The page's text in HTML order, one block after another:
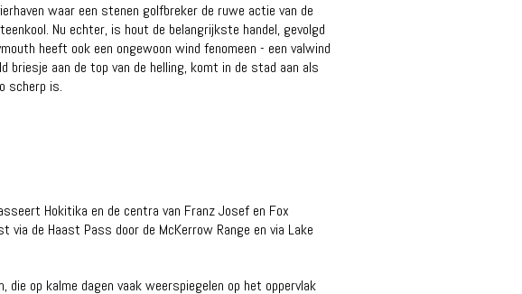
waar een stenen golfbreker de ruwe actie van de
Nu echter, is hout de belangrijkste handel, gevolgd
heeft ook een ongewoon wind fenomeen - een valwind
briesje aan de top van de helling, komt in de stad aan als
scherp is.
Hokitika en de centra van Franz Josef en Fox
via de Haast Pass door de McKerrow Range en via Lake
op kalme dagen vaak weerspiegelen op het oppervlak